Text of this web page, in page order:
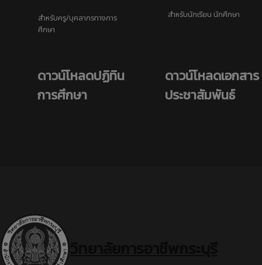
สำหรับครู/บุคลากรทางการ
ศึกษา
สำหรับนักเรียน นักศึกษา
ดาวน์โหลดปฏิทิน
การศึกษา
ดาวน์โหลดเอกสาร
ประชาสัมพันธ์